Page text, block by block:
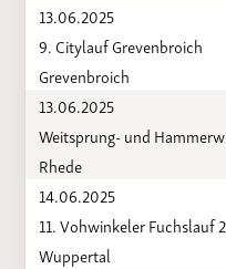
13.06.2025
9. Citylauf Grevenbroich
Grevenbroich
13.06.2025
Weitsprung- und
Rhede
14.06.2025
11. Vohwinkeler Fuchslauf
Wuppertal